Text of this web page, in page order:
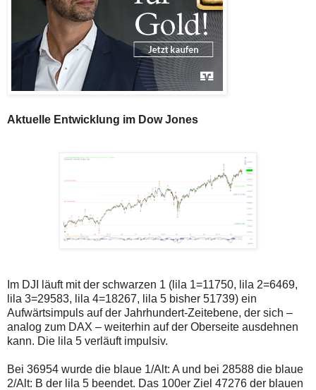
Aktuelle Entwicklung im Dow Jones
Im DJI läuft mit der schwarzen 1 (lila 1=11750, lila 2=6469,
lila 3=29583, lila 4=18267, lila 5 bisher 51739) ein
Aufwärtsimpuls auf der Jahrhundert-Zeitebene, der sich –
analog zum DAX – weiterhin auf der Oberseite ausdehnen
kann. Die lila 5 verläuft impulsiv.
Bei 36954 wurde die blaue 1/Alt: A und bei 28588 die blaue
2/Alt: B der lila 5 beendet. Das 100er Ziel 47276 der blauen